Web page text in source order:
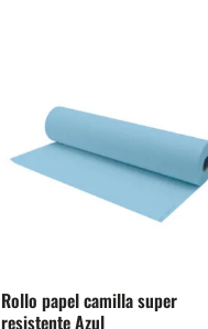
Rollo papel camilla super
resistente Azul